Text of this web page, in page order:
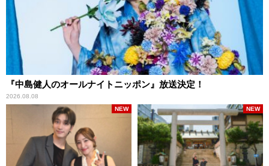
『中島健人のオールナイトニッポン』放送決定！
2026.08.08
NEW NEW